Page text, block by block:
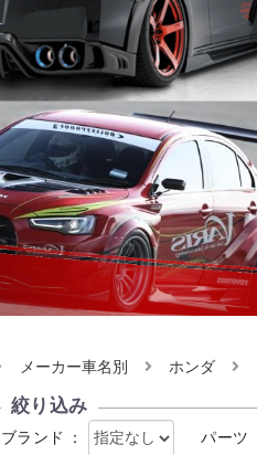
メーカー車名別 ホンダ
絞り込み
ブランド ： パーツ